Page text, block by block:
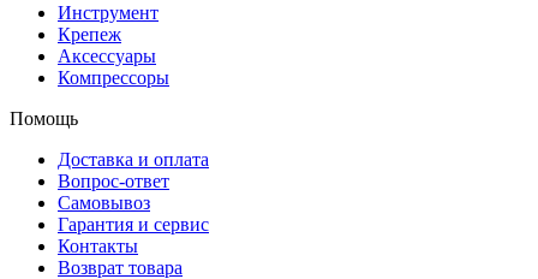
Инструмент
Крепеж
Аксессуары
Компрессоры
Помощь
Доставка и оплата
Вопрос-ответ
Самовывоз
Гарантия и сервис
Контакты
Возврат товара